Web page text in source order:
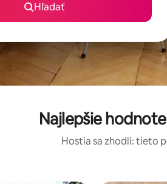
Hľadať
Najlepšie
Hostia sa zhodli: tieto